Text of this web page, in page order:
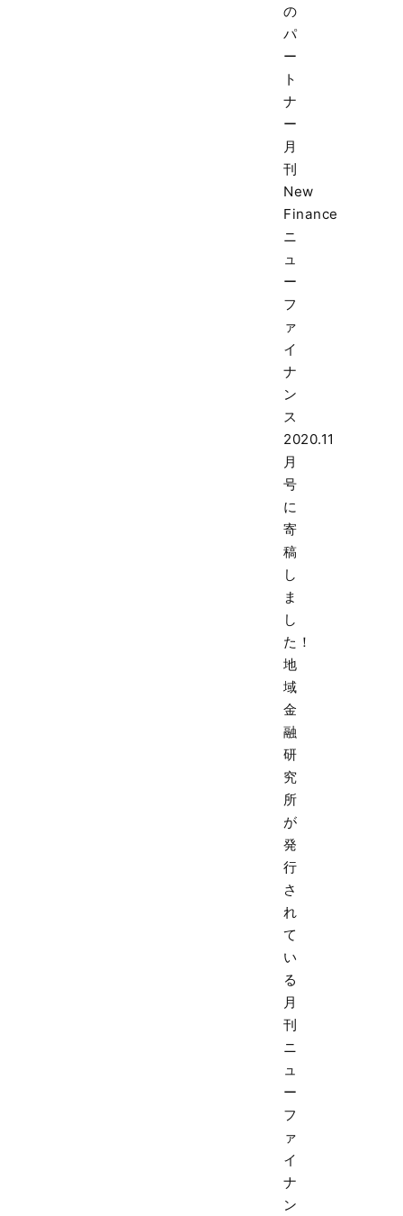
の
パ
ー
ト
ナ
ー
月
刊
New
Finance
ニ
ュ
ー
フ
ァ
イ
ナ
ン
ス
2020.11
月
号
に
寄
稿
し
ま
し
た！
地
域
金
融
研
究
所
が
発
行
さ
れ
て
い
る
月
刊
ニ
ュ
ー
フ
ァ
イ
ナ
ン